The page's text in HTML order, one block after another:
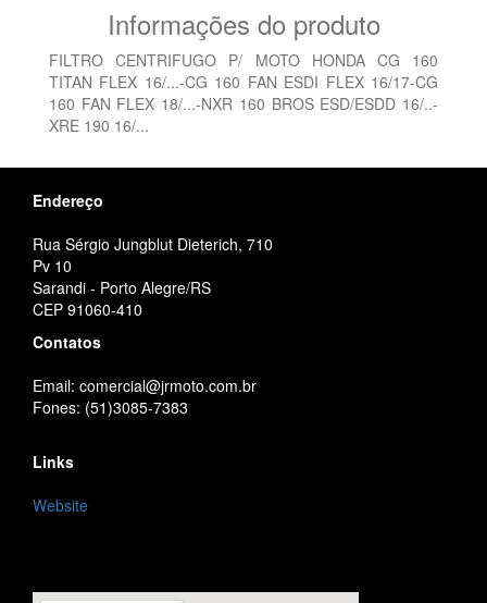
Informações do produto
FILTRO CENTRIFUGO P/ MOTO HONDA CG 160
TITAN FLEX 16/...-CG 160 FAN ESDI FLEX 16/17-CG
160 FAN FLEX 18/...-NXR 160 BROS ESD/ESDD 16/..-
XRE 190 16/...
Endereço
Rua Sérgio Jungblut Dieterich, 710
Pv 10
Sarandi - Porto Alegre/RS
CEP 91060-410
Contatos
Email: comercial@jrmoto.com.br
Fones: (51)3085-7383
Links
Website